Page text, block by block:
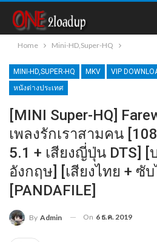
Home Mini-HD,Super-HQ
MINI-HD,SUPER-HQ MKV VIP
หนังต่างประเทศ
[MINI Super-HQ]
เพลงรักเราสามคน
5.1 + เสียงญี่ปุ่น DTS] [
อังกฤษ] [เสียงไทย + ซับ
[PANDAFILE]
By Admin On 6 ธ.ค. 2019